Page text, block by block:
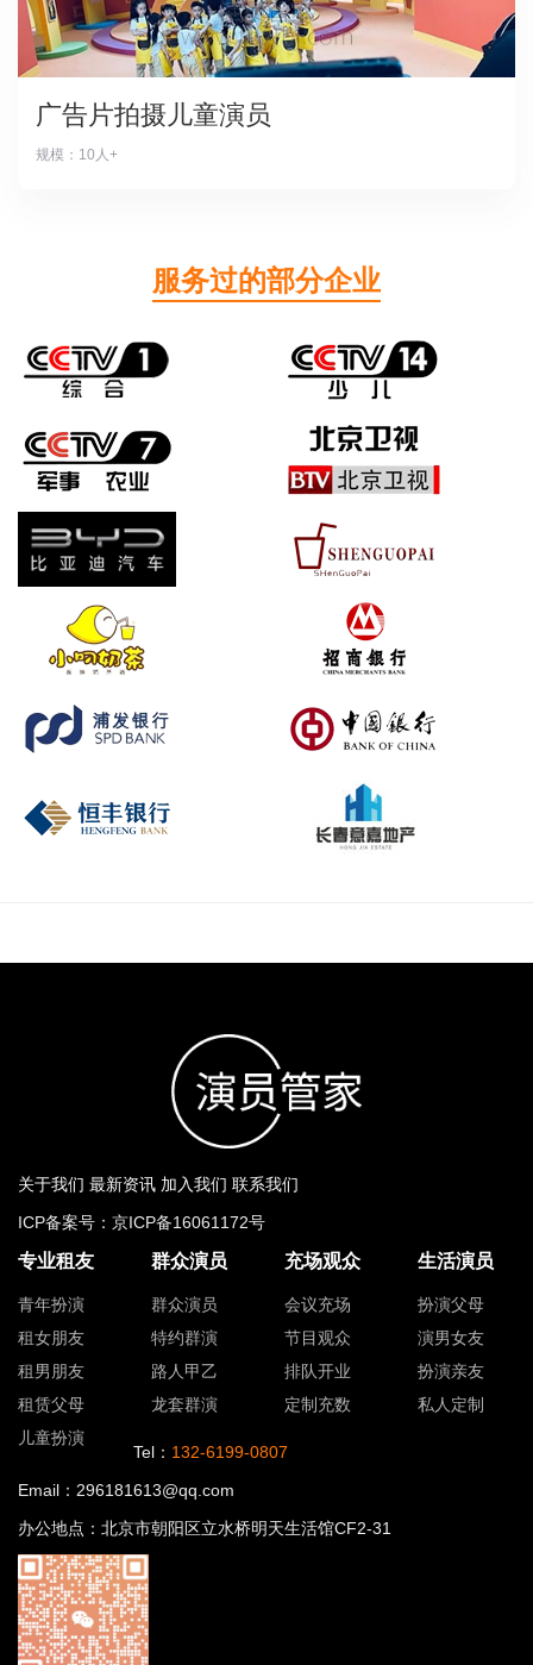
广告片拍摄儿童演员
规模：10人+
服务过的部分企业
关于我们 最新资讯 加入我们 联系我们
ICP备案号： 京ICP备16061172号
专业租友
青年扮演
租女朋友
租男朋友
租赁父母
儿童扮演
群众演员
群众演员
特约群演
路人甲乙
龙套群演
充场观众
会议充场
节目观众
排队开业
定制充数
生活演员
扮演父母
演男女友
扮演亲友
私人定制
Tel： 132-6199-0807
Email：296181613@qq.com
办公地点：北京市朝阳区立水桥明天生活馆CF2-31